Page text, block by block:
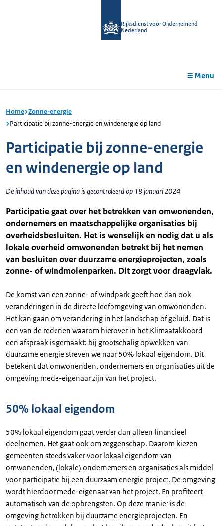
Rijksdienst voor Ondernemend
Nederland
Menu
Home Zonne-energie
Participatie bij zonne-energie en windenergie op land
Participatie bij zonne-energie
en windenergie op land
De inhoud van deze pagina is gecontroleerd op 18 januari 2024
Participatie gaat over het betrekken van omwonenden,
ondernemers en maatschappelijke organisaties bij
overheidsbesluiten. Het is wenselijk en nodig dat u als
lokale overheid omwonenden betrekt bij het nemen
van besluiten over duurzame energieprojecten, zoals
zonne- of windmolenparken. Dit zorgt voor draagvlak.
De komst van een zonne- of windpark geeft hoe dan ook
veranderingen in de directe leefomgeving van omwonenden.
Het kan gaan om verandering in het landschap of geluid. Dat is
een van de redenen waarom hierover in het Klimaatakkoord
een afspraak is gemaakt: bij grootschalig opwekken van
duurzame energie streven we naar 50% lokaal eigendom. Dit
betekent dat omwonenden, ondernemers en organisaties uit de
omgeving mede-eigenaar zijn van het project.
50% lokaal eigendom
50% lokaal eigendom gaat verder dan alleen financieel
deelnemen. Het gaat ook om zeggenschap. Daarom kiezen
gemeenten steeds vaker voor lokaal eigendom van
omwonenden, (lokale) ondernemers en organisaties als middel
voor participatie bij een duurzaam energie project. De omgeving
wordt hierdoor mede-eigenaar van het project. En profiteert
automatisch van de opbrengsten. Op deze manier is de
omgeving betrokken bij duurzame energieprojecten. En